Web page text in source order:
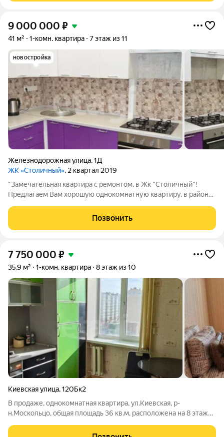
9 000 000 ₽
41 м² 1-комн. квартира 7 этаж из 11
новостройка
Железнодорожная улица,1Д
ЖК «Столичный», 2 квартал 2019
"Замечательная квартира с ремонтом, в Жк "Столичный"!
Предлагаем Вам хорошую однокомнатную квартиру, в районе
"Монолит". Расположена на седьмом этаже, десятиэтажного
монолитного дома. Общая площадь
Позвонить
7 750 000 ₽
35,9 м² 1-комн. квартира 8 этаж из 10
Киевская улица,120Бк2
В продаже, однокомнатная квартира, ул.Киевская, р-
н.Москольцо, общая площадь 36 кв.м, расположена на 8 этаже
расположена на хорошей высоте. Квартира с косметическим